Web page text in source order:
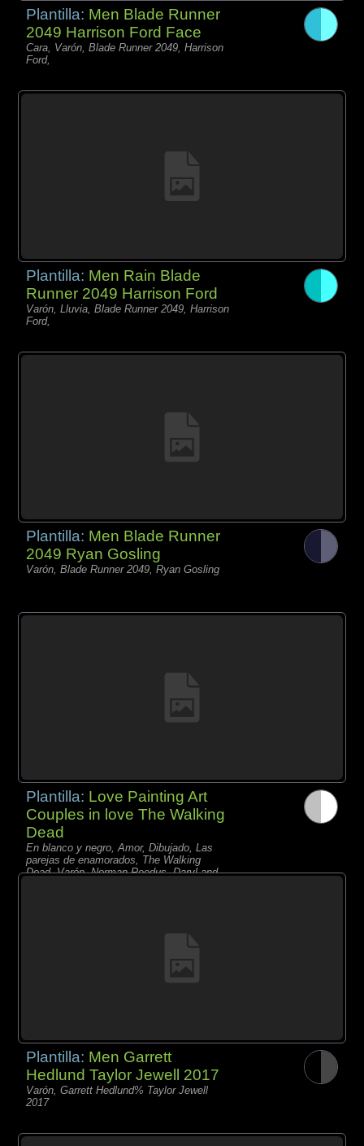
Plantilla: Men Blade Runner
2049 Harrison Ford Face
Cara, Varón, Blade Runner 2049, Harrison
Ford,
Plantilla: Men Rain Blade
Runner 2049 Harrison Ford
Varón, Lluvia, Blade Runner 2049, Harrison
Ford,
Plantilla: Men Blade Runner
2049 Ryan Gosling
Varón, Blade Runner 2049, Ryan Gosling
Plantilla: Love Painting Art
Couples in love The Walking
Dead
En blanco y negro, Amor, Dibujado, Las
parejas de enamorados, The Walking
Dead, Varón, Norman Reedus, Daryl and
Plantilla: Men Garrett
Hedlund Taylor Jewell 2017
Varón, Garrett Hedlund% Taylor Jewell
2017